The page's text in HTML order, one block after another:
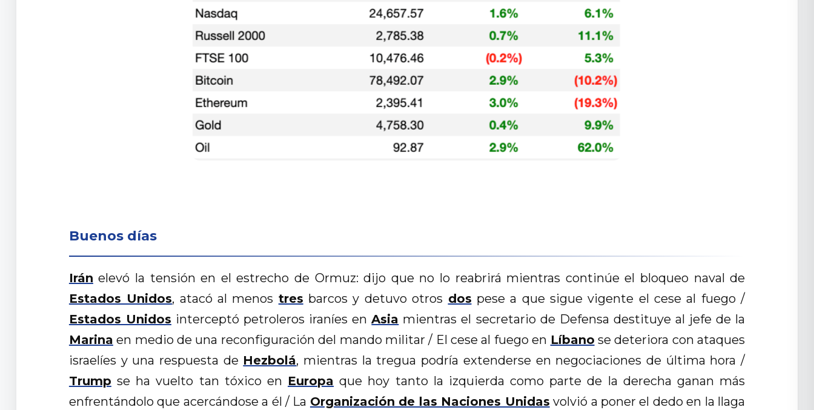
Buenos días
Irán elevó la tensión en el estrecho de Ormuz: dijo que no lo reabrirá mientras continúe el bloqueo naval de
Estados Unidos, atacó al menos tres barcos y detuvo otros dos pese a que sigue vigente el cese al fuego /
Estados Unidos interceptó petroleros iraníes enAsia mientras el secretario de Defensa destituye al jefe de la
Marina en medio de una reconfiguración del mando militar / El cese al fuego en Líbano se deteriora con ataques
israelíes y una respuesta de Hezbolá, mientras la tregua podría extenderse en negociaciones de última hora /
Trump se ha vuelto tan tóxico en Europa que hoy tanto la izquierda como parte de la derecha ganan más
enfrentándolo que acercándose a él / La Organización de las Naciones Unidas volvió a poner el dedo en la llaga